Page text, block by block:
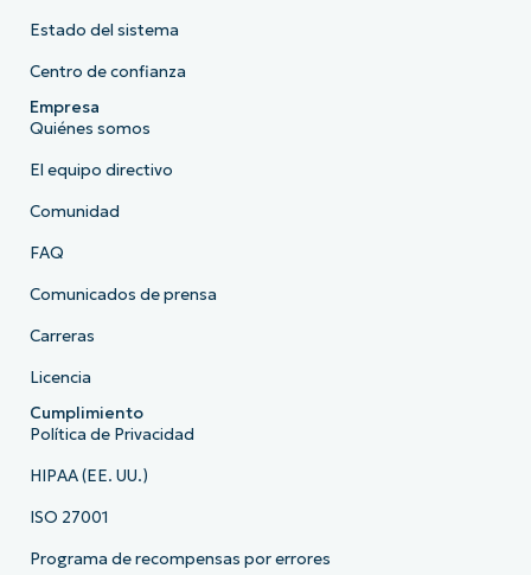
Estado del sistema
Centro de confianza
Empresa
Quiénes somos
El equipo directivo
Comunidad
FAQ
Comunicados de prensa
Carreras
Licencia
Cumplimiento
Política de Privacidad
HIPAA (EE. UU.)
ISO 27001
Programa de recompensas por errores